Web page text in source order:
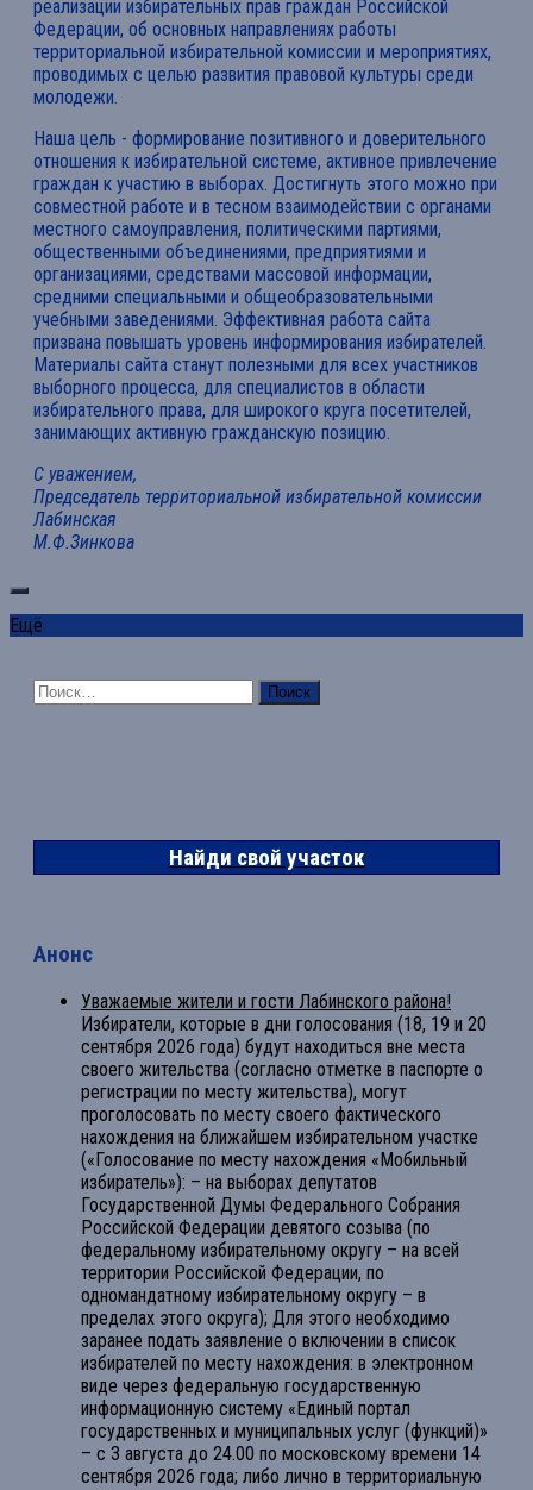
реализации избирательных прав граждан Российской
Федерации, об основных направлениях работы
территориальной избирательной комиссии и мероприятиях,
проводимых с целью развития правовой культуры среди
молодежи.
Наша цель - формирование позитивного и доверительного
отношения к избирательной системе, активное привлечение
граждан к участию в выборах. Достигнуть этого можно при
совместной работе и в тесном взаимодействии с органами
местного самоуправления, политическими партиями,
общественными объединениями, предприятиями и
организациями, средствами массовой информации,
средними специальными и общеобразовательными
учебными заведениями. Эффективная работа сайта
призвана повышать уровень информирования избирателей.
Материалы сайта станут полезными для всех участников
выборного процесса, для специалистов в области
избирательного права, для широкого круга посетителей,
занимающих активную гражданскую позицию.
С уважением,
Председатель территориальной избирательной комиссии
Лабинская
М.Ф.Зинкова
Ещё
Найти:
Найди свой участок
Анонс
Уважаемые жители и гости Лабинского района!
Избиратели, которые в дни голосования (18, 19 и 20
сентября 2026 года) будут находиться вне места
своего жительства (согласно отметке в паспорте о
регистрации по месту жительства), могут
проголосовать по месту своего фактического
нахождения на ближайшем избирательном участке
(«Голосование по месту нахождения «Мобильный
избиратель»): – на выборах депутатов
Государственной Думы Федерального Собрания
Российской Федерации девятого созыва (по
федеральному избирательному округу – на всей
территории Российской Федерации, по
одномандатному избирательному округу – в
пределах этого округа); Для этого необходимо
заранее подать заявление о включении в список
избирателей по месту нахождения: в электронном
виде через федеральную государственную
информационную систему «Единый портал
государственных и муниципальных услуг (функций)»
– с 3 августа до 24.00 по московскому времени 14
сентября 2026 года; либо лично в территориальную